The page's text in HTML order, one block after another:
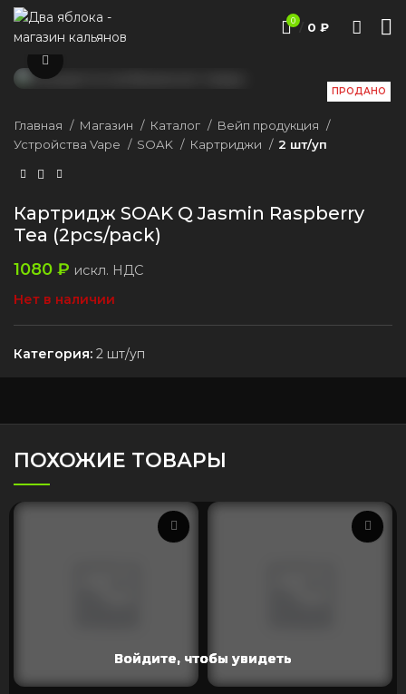
0 / 0 ₽
ПРОДАНО
Главная Магазин Каталог
Вейп продукция
Устройства Vape
SOAK Картриджи 2 шт/уп
Картридж SOAK Q Jasmin Raspberry
Tea (2pcs/pack)
1080 ₽ искл. НДС
Нет в наличии
Категория: 2 шт/уп
ПОХОЖИЕ ТОВАРЫ
Войдите, чтобы увидеть
Войдите, чтобы увидеть
Войдите, чтобы увидеть
Войдите, чтобы увидеть
Войдите, чтобы увидеть
Войдите, чтобы увидеть
Войдите, чтобы увидеть